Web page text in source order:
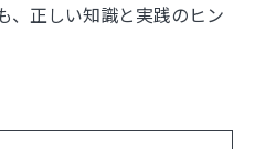
、正しい知識と実践のヒン